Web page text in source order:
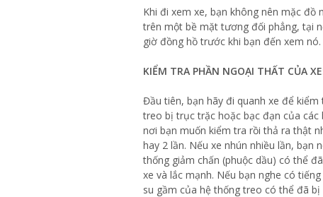
Khi đi xem xe, bạn không nên mặc đồ
trên một bề mặt tương đối phẳng, tại
giờ đồng hồ trước khi bạn đến xem nó.
KIỂM TRA PHẦN NGOẠI THẤT CỦA
Đầu tiên, bạn hãy đi quanh xe để
treo bị trục trặc hoặc bạc đạn của các
nơi bạn muốn kiểm tra rồi thả ra thật
hay 2 lần. Nếu xe nhún nhiều lần,
thống giảm chấn (phuộc dầu) có thể
xe và lắc mạnh. Nếu bạn nghe có
su gầm của hệ thống treo có thể đã bị